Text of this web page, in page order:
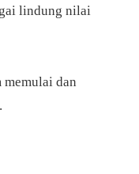
lindung nilai
memulai dan